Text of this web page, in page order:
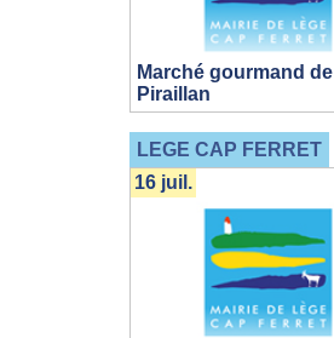
Marché gourmand de
Piraillan
LEGE CAP FERRET
16 juil.